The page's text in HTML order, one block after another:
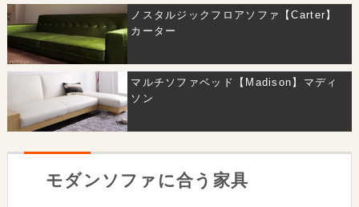
ノスタルジックフロアソファ【Carter】
カーター
マルチソファベッド【Madison】マディ
ソン
モダンソファに合う家具